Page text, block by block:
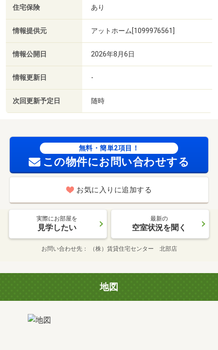
住宅保険 あり
情報提供元 アットホーム[1099976561]
情報公開日 2026年8月6日
情報更新日 -
次回更新予定日 随時
無料・簡単2項目！
この物件にお問い合わせする
お気に入りに追加する
実際にお部屋を
見学したい
最新の
空室状況を聞く
お問い合わせ先 （株）賃貸住宅センター 北部店
地図